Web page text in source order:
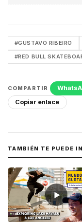
#GUSTAVO RIBEIRO
#RED BULL
COMPARTIR
Copiar enlace
TAMBIÉN TE PUEDE
▶